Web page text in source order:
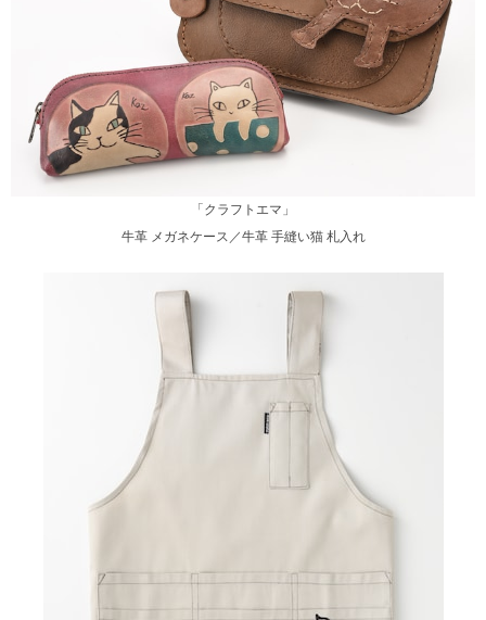
「クラフトエマ」
牛革 メガネケース／牛革 手縫い猫 札入れ